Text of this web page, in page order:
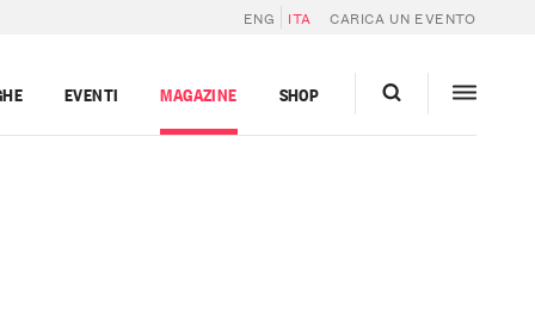
ENG ITA CARICA UN EVENTO
EVENTI MAGAZINE SHOP